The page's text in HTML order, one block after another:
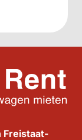
Freistaat-